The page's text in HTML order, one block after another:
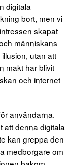
digitala
bort, men vi
skapat
människans
utan att
makt har blivit
och internet
användarna.
att denna digitala
kan greppa den
medborgare om